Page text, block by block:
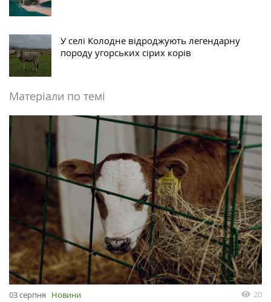
У селі Колодне відроджують легендарну
породу угорських сірих корів
Матеріали по темі
03 серпня Новини 20